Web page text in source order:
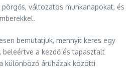
pörgős, változatos munkanapokat, és
bemutatjuk, mennyit keres egy
a kezdő és tapasztalt
különböző áruházak közötti